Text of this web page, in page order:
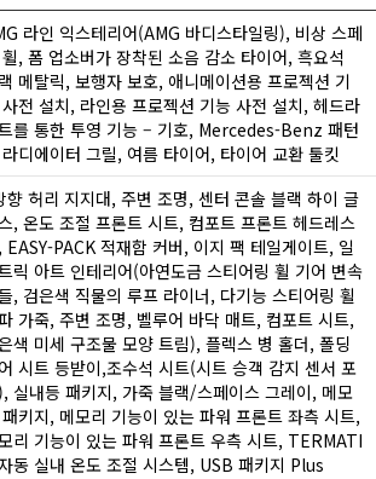
라인 익스테리어(AMG 바디스타일링), 비상 스페
, 폼 업소버가 장착된 소음 감소 타이어, 흑요석
메탈릭, 보행자 보호, 애니메이션용 프로젝션 기
전 설치, 라인용 프로젝션 기능 사전 설치, 헤드라
를 통한 투영 기능 – 기호, Mercedes-Benz 패턴
디에이터 그릴, 여름 타이어, 타이어 교환 툴킷
향 허리 지지대, 주변 조명, 센터 콘솔 블랙 하이 글
, 온도 조절 프론트 시트, 컴포트 프론트 헤드레스
EASY-PACK 적재함 커버, 이지 팩 테일게이트, 일
릭 아트 인테리어(아연도금 스티어링 휠 기어 변속
, 검은색 직물의 루프 라이너, 다기능 스티어링 휠
가죽, 주변 조명, 벨루어 바닥 매트, 컴포트 시트,
색 미세 구조물 모양 트림), 플렉스 병 홀더, 폴딩
시트 등받이,조수석 시트(시트 승객 감지 센서 포
실내등 패키지, 가죽 블랙/스페이스 그레이, 메모
키지, 메모리 기능이 있는 파워 프론트 좌측 시트,
리 기능이 있는 파워 프론트 우측 시트, TERMATI
동 실내 온도 조절 시스템, USB 패키지 Plus